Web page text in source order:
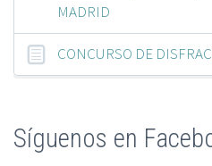
MADRID
CONCURSO DE
Síguenos en